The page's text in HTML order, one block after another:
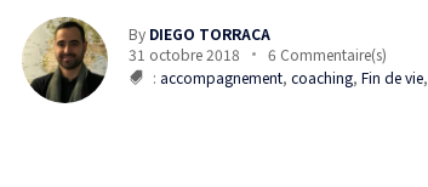
By DIEGO TORRACA
31 octobre 2018
6 Commentaire(s)
: accompagnement, coaching, Fin de vie,